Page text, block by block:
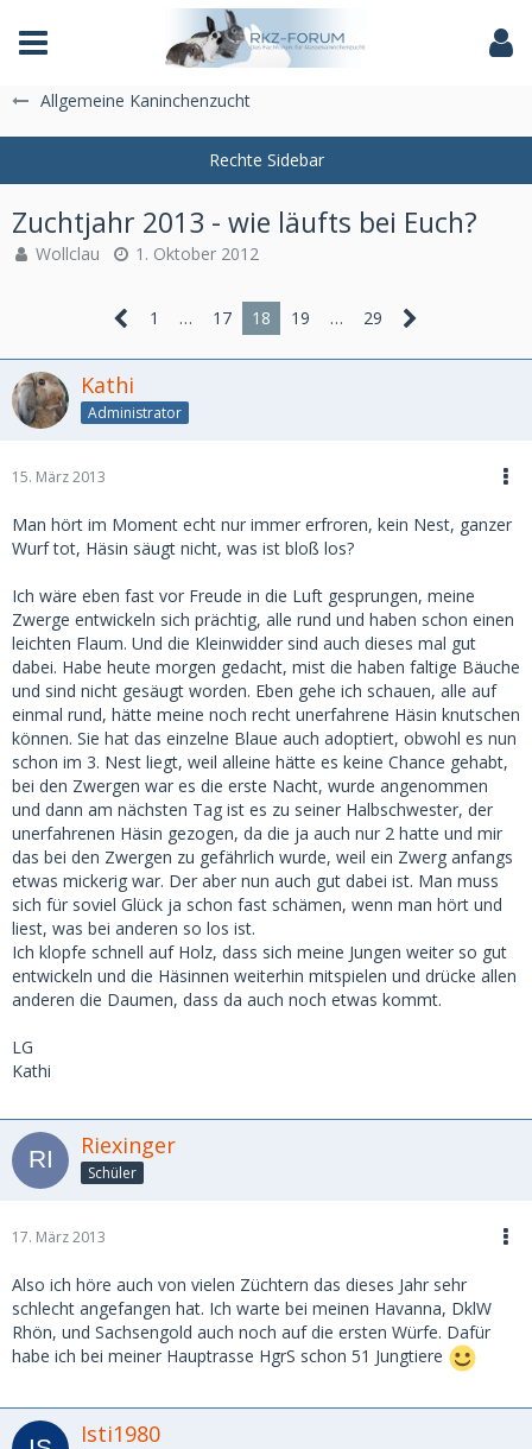
Das Fachforum der Rassekaninchenzucht
Allgemeine Kaninchenzucht
Zuchtjahr 2013 - wie läufts bei Euch?
Wollclau 1. Oktober 2012
1 … 17 18 19 … 29
Kathi
Administrator
15. März 2013
Man hört im Moment echt nur immer erfroren, kein Nest, ganzer
Wurf tot, Häsin säugt nicht, was ist bloß los?
Ich wäre eben fast vor Freude in die Luft gesprungen, meine
Zwerge entwickeln sich prächtig, alle rund und haben schon einen
leichten Flaum. Und die Kleinwidder sind auch dieses mal gut
dabei. Habe heute morgen gedacht, mist die haben faltige Bäuche
und sind nicht gesäugt worden. Eben gehe ich schauen, alle auf
einmal rund, hätte meine noch recht unerfahrene Häsin knutschen
können. Sie hat das einzelne Blaue auch adoptiert, obwohl es nun
schon im 3. Nest liegt, weil alleine hätte es keine Chance gehabt,
bei den Zwergen war es die erste Nacht, wurde angenommen
und dann am nächsten Tag ist es zu seiner Halbschwester, der
unerfahrenen Häsin gezogen, da die ja auch nur 2 hatte und mir
das bei den Zwergen zu gefährlich wurde, weil ein Zwerg anfangs
etwas mickerig war. Der aber nun auch gut dabei ist. Man muss
sich für soviel Glück ja schon fast schämen, wenn man hört und
liest, was bei anderen so los ist.
Ich klopfe schnell auf Holz, dass sich meine Jungen weiter so gut
entwickeln und die Häsinnen weiterhin mitspielen und drücke allen
anderen die Daumen, dass da auch noch etwas kommt.
LG
Kathi
Riexinger
Schüler
17. März 2013
Also ich höre auch von vielen Züchtern das dieses Jahr sehr
schlecht angefangen hat. Ich warte bei meinen Havanna, DklW
Rhön, und Sachsengold auch noch auf die ersten Würfe. Dafür
habe ich bei meiner Hauptrasse HgrS schon 51 Jungtiere
Isti1980